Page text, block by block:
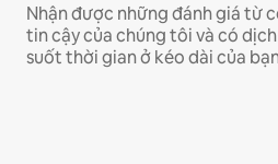
Nhận được những đánh giá từ
tin cậy của chúng tôi và có
suốt thời gian ở kéo dài của